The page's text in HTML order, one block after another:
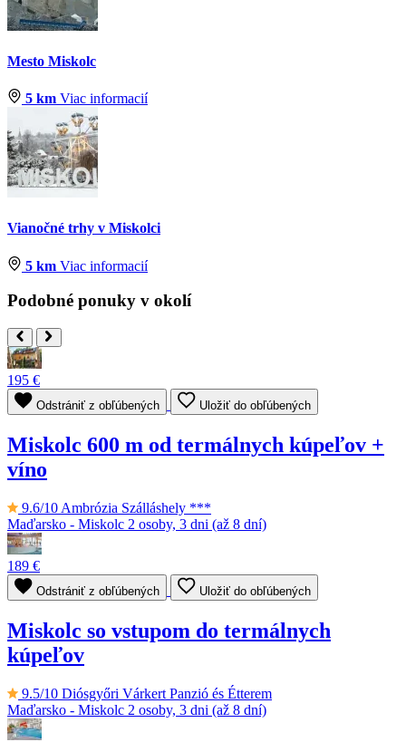
Mesto Miskolc
5 km Viac informacií
Vianočné trhy v Miskolci
5 km Viac informacií
Podobné ponuky v okolí
195 €
Odstrániť z obľúbených Uložiť do obľúbených
Miskolc 600 m od termálnych kúpeľov +
víno
9.6/10 Ambrózia Szálláshely ***
Maďarsko - Miskolc 2 osoby, 3 dni (až 8 dní)
189 €
Odstrániť z obľúbených Uložiť do obľúbených
Miskolc so vstupom do termálnych
kúpeľov
9.5/10 Diósgyőri Várkert Panzió és Étterem
Maďarsko - Miskolc 2 osoby, 3 dni (až 8 dní)